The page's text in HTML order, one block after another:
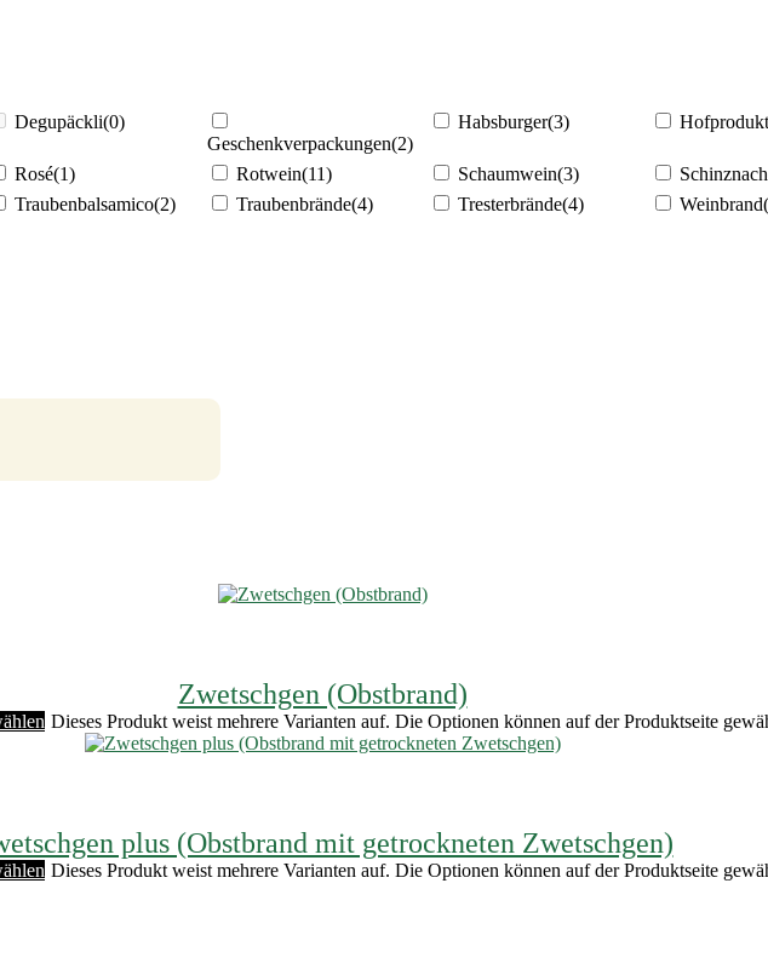
Degupäckli(0)
Geschenkverpackungen(2)
Habsburger(3)
Rosé(1) Rotwein(11) Schaumwein(3)
Traubenbalsamico(2) Traubenbrände(4) Tresterbrände(4) Weinbrand
Zwetschgen (Obstbrand)
Dieses Produkt weist mehrere Varianten auf. Die Optionen können auf der Produktseite
plus (Obstbrand mit getrockneten Zwetschgen)
Dieses Produkt weist mehrere Varianten auf. Die Optionen können auf der Produktseite